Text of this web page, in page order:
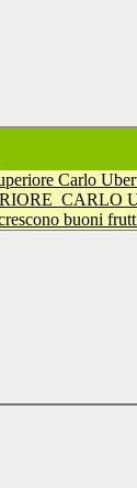
CARLO
buoni